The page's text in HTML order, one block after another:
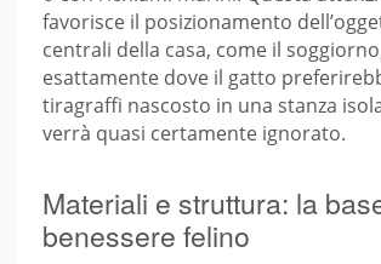
favorisce il posizionamento
centrali della casa, come il
esattamente dove il gatto
tiragraffi nascosto in una stanza
verrà quasi certamente ignorato.
Materiali e struttura: la
benessere felino